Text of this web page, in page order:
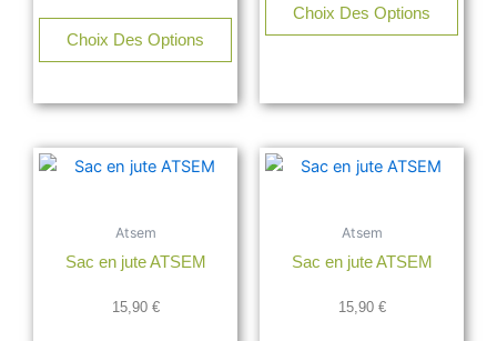
Choix Des Options
Choix Des Options
Atsem
Sac en jute ATSEM
15,90 €
Atsem
Sac en jute ATSEM
15,90 €